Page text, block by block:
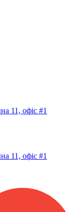
11, офіс #1
11, офіс #1